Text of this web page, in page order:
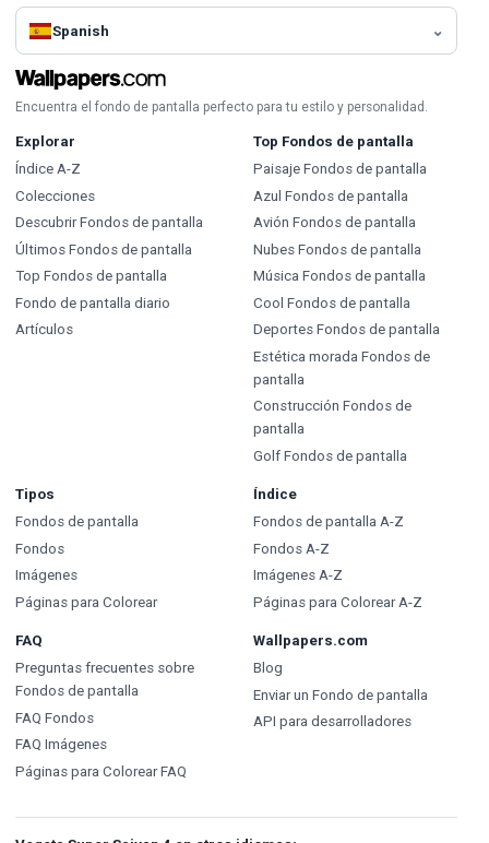
Spanish
Encuentra el fondo de pantalla perfecto para tu estilo y personalidad.
Explorar
Índice A-Z
Colecciones
Descubrir Fondos de pantalla
Últimos Fondos de pantalla
Top Fondos de pantalla
Fondo de pantalla diario
Artículos
Top Fondos de pantalla
Paisaje Fondos de pantalla
Azul Fondos de pantalla
Avión Fondos de pantalla
Nubes Fondos de pantalla
Música Fondos de pantalla
Cool Fondos de pantalla
Deportes Fondos de pantalla
Estética morada Fondos de
pantalla
Construcción Fondos de
pantalla
Golf Fondos de pantalla
Tipos
Fondos de pantalla
Fondos
Imágenes
Páginas para Colorear
Índice
Fondos de pantalla A-Z
Fondos A-Z
Imágenes A-Z
Páginas para Colorear A-Z
FAQ
Preguntas frecuentes sobre
Fondos de pantalla
FAQ Fondos
FAQ Imágenes
Páginas para Colorear FAQ
Wallpapers.com
Blog
Enviar un Fondo de pantalla
API para desarrolladores